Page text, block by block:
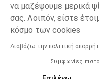
να μαζέψουμε μερικά
σας. Λοιπόν, είστε
κόσμο των cookies
Διαβάζω την πολιτική
Συμφωνίες
Πράσινο
ΕΠΙΛΟΓΗ
H Orchestra συμμετέχει
μεσολάβησης της Γαλλικής